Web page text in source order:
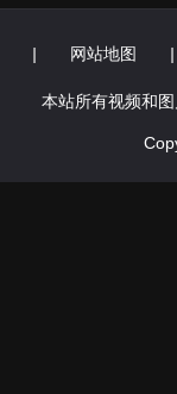
| 网站地图 |
本站所有视频和